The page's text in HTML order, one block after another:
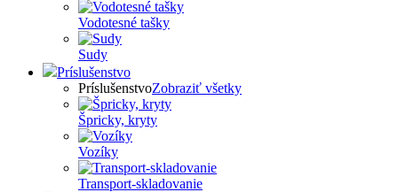
Vodotesné tašky
Sudy
Príslušenstvo
PríslušenstvoZobraziť všetky
Špricky, kryty
Vozíky
Transport-skladovanie